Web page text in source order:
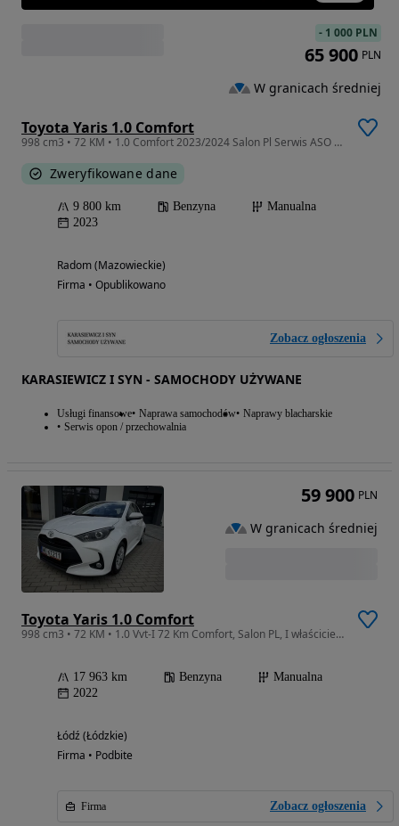
Toyota Yaris 1.0 Comfort
998 cm3 • 72 KM • 1.0 Comfort 2023/2024 Salon Pl Serwis ASO Gwarancja FV jak nowy
Zweryfikowane dane
9 800 km Benzyna
Manualna
2023
Radom (Mazowieckie)
Firma • Opublikowano
Zobacz ogłoszenia
KARASIEWICZ I SYN - SAMOCHODY UŻYWANE
Usługi finansowe Naprawa samochodów Naprawy blacharskie
Serwis opon / przechowalnia
- 1 000 PLN
65 900 PLN
W granicach średniej
Toyota Yaris 1.0 Comfort
998 cm3 • 72 KM • 1.0 Vvt-I 72 Km Comfort, Salon PL, I właściciel, FV23%
17 963 km Benzyna
Manualna
2022
Łódź (Łódzkie)
Firma • Podbite
Firma Zobacz ogłoszenia
59 900 PLN
W granicach średniej